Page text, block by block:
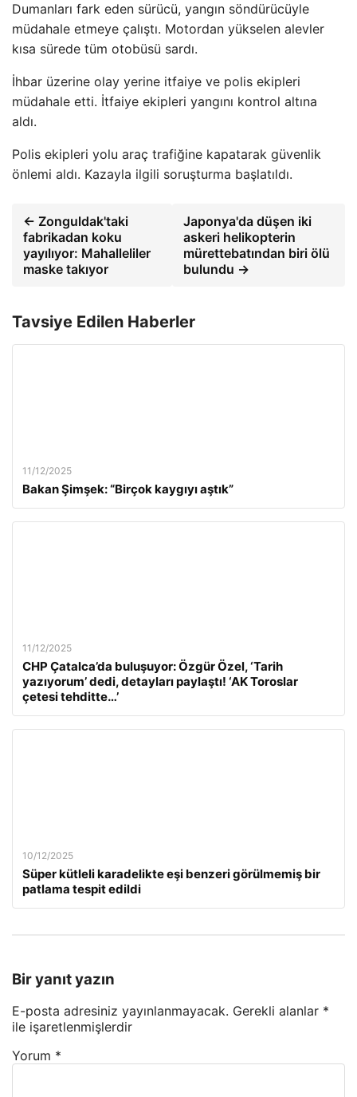
Dumanları fark eden sürücü, yangın söndürücüyle
müdahale etmeye çalıştı. Motordan yükselen alevler
kısa sürede tüm otobüsü sardı.
İhbar üzerine olay yerine itfaiye ve polis ekipleri
müdahale etti. İtfaiye ekipleri yangını kontrol altına
aldı.
Polis ekipleri yolu araç trafiğine kapatarak güvenlik
önlemi aldı. Kazayla ilgili soruşturma başlatıldı.
← Zonguldak'taki
fabrikadan koku
yayılıyor: Mahalleliler
maske takıyor
Japonya'da düşen iki
askeri helikopterin
mürettebatından biri ölü
bulundu →
Tavsiye Edilen Haberler
11/12/2025
Bakan Şimşek: “Birçok kaygıyı aştık”
11/12/2025
CHP Çatalca’da buluşuyor: Özgür Özel, ‘Tarih
yazıyorum’ dedi, detayları paylaştı! ‘AK Toroslar
çetesi tehditte…’
10/12/2025
Süper kütleli karadelikte eşi benzeri görülmemiş bir
patlama tespit edildi
Bir yanıt yazın
E-posta adresiniz yayınlanmayacak. Gerekli alanlar *
ile işaretlenmişlerdir
Yorum *